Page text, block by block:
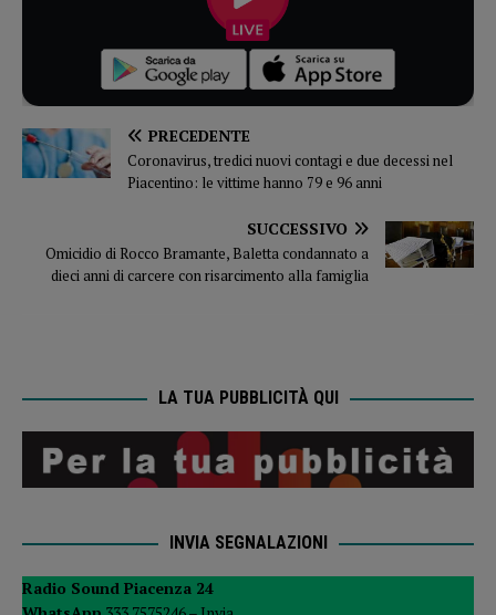
PRECEDENTE
Coronavirus, tredici nuovi contagi e due decessi nel
Piacentino: le vittime hanno 79 e 96 anni
SUCCESSIVO
Omicidio di Rocco Bramante, Baletta condannato a
dieci anni di carcere con risarcimento alla famiglia
LA TUA PUBBLICITÀ QUI
INVIA SEGNALAZIONI
Radio Sound Piacenza 24